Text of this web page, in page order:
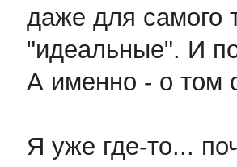
даже для самого
"идеальные". И
А именно - о том
Я уже где-то...